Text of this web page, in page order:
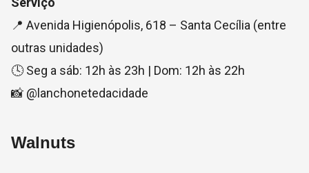
📍 Avenida Higienópolis, 618 – Santa Cecília (entre
outras unidades)
🕓 Seg a sáb: 12h às 23h | Dom: 12h às 22h
📸 @lanchonetedacidade
Walnuts